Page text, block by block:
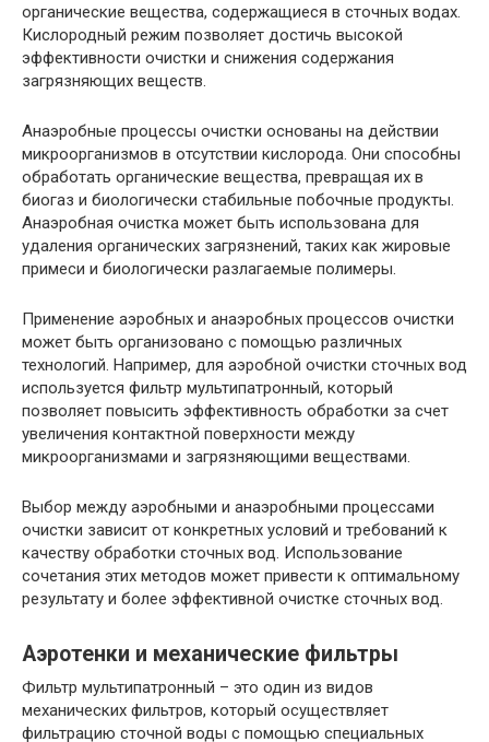
органические вещества, содержащиеся в сточных водах.
Кислородный режим позволяет достичь высокой
эффективности очистки и снижения содержания
загрязняющих веществ.
Анаэробные процессы очистки основаны на действии
микроорганизмов в отсутствии кислорода. Они способны
обработать органические вещества, превращая их в
биогаз и биологически стабильные побочные продукты.
Анаэробная очистка может быть использована для
удаления органических загрязнений, таких как жировые
примеси и биологически разлагаемые полимеры.
Применение аэробных и анаэробных процессов очистки
может быть организовано с помощью различных
технологий. Например, для аэробной очистки сточных вод
используется фильтр мультипатронный, который
позволяет повысить эффективность обработки за счет
увеличения контактной поверхности между
микроорганизмами и загрязняющими веществами.
Выбор между аэробными и анаэробными процессами
очистки зависит от конкретных условий и требований к
качеству обработки сточных вод. Использование
сочетания этих методов может привести к оптимальному
результату и более эффективной очистке сточных вод.
Аэротенки и механические фильтры
Фильтр мультипатронный – это один из видов
механических фильтров, который осуществляет
фильтрацию сточной воды с помощью специальных